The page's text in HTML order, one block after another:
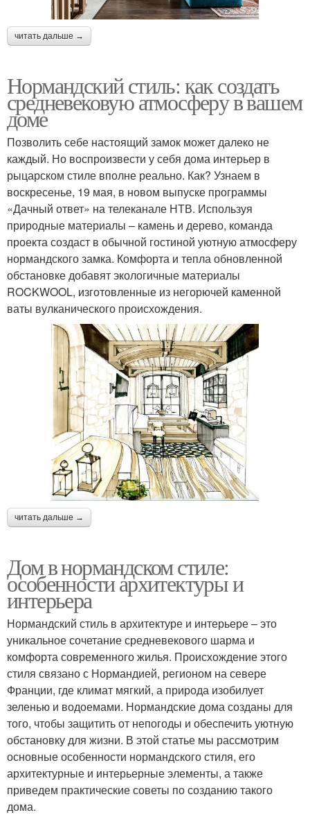
читать дальше →
Нормандский стиль: как создать
средневековую атмосферу в вашем
доме
Позволить себе настоящий замок может далеко не
каждый. Но воспроизвести у себя дома интерьер в
рыцарском стиле вполне реально. Как? Узнаем в
воскресенье, 19 мая, в новом выпуске программы
«Дачный ответ» на телеканале НТВ. Используя
природные материалы – камень и дерево, команда
проекта создаст в обычной гостиной уютную атмосферу
нормандского замка. Комфорта и тепла обновленной
обстановке добавят экологичные материалы
ROCKWOOL, изготовленные из негорючей каменной
ваты вулканического происхождения.
читать дальше →
Дом в нормандском стиле:
особенности архитектуры и
интерьера
Нормандский стиль в архитектуре и интерьере – это
уникальное сочетание средневекового шарма и
комфорта современного жилья. Происхождение этого
стиля связано с Нормандией, регионом на севере
Франции, где климат мягкий, а природа изобилует
зеленью и водоемами. Нормандские дома созданы для
того, чтобы защитить от непогоды и обеспечить уютную
обстановку для жизни. В этой статье мы рассмотрим
основные особенности нормандского стиля, его
архитектурные и интерьерные элементы, а также
приведем практические советы по созданию такого
дома.